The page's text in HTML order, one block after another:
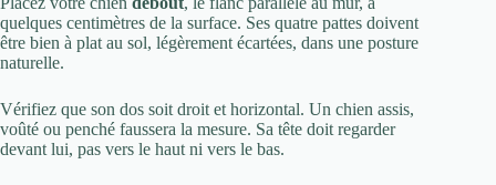
quelques centimètres de la surface. Ses quatre pattes doivent
être bien à plat au sol, légèrement écartées, dans une posture
naturelle.
Vérifiez que son dos soit droit et horizontal. Un chien assis,
voûté ou penché faussera la mesure. Sa tête doit regarder
devant lui, pas vers le haut ni vers le bas.